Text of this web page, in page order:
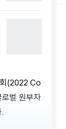
(2022 Co
벌 원부자